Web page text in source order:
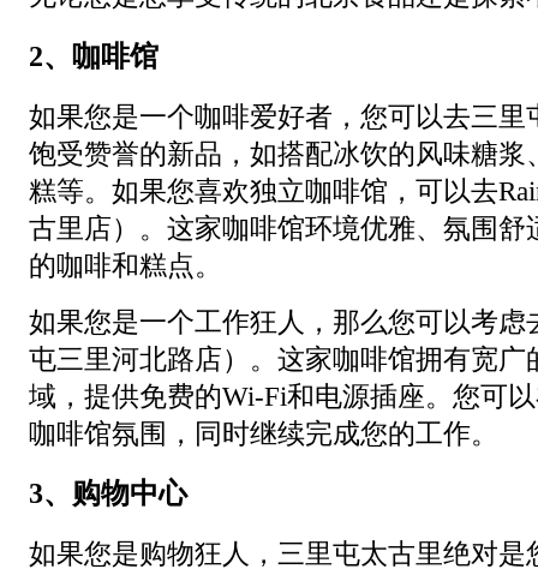
2、咖啡馆
如果您是一个咖啡爱好者，您可以去三里
饱受赞誉的新品，如搭配冰饮的风味糖浆
糕等。如果您喜欢独立咖啡馆，可以去
古里店）。这家咖啡馆环境优雅、氛围舒
的咖啡和糕点。
如果您是一个工作狂人，那么您可以考虑
屯三里河北路店）。这家咖啡馆拥有宽广
域，提供免费的Wi-Fi和电源插座。您可
咖啡馆氛围，同时继续完成您的工作。
3、购物中心
如果您是购物狂人，三里屯太古里绝对是